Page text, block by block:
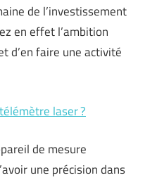
de l’investissement
en effet l’ambition
d’en faire une activité
laser ?
de mesure
une précision dans